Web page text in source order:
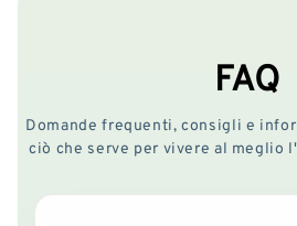
FAQ
Domande frequenti, consigli e
ciò che serve per vivere al meglio